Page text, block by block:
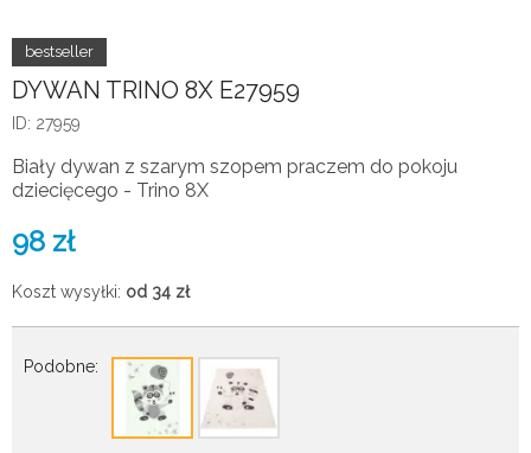
DYWAN TRINO 8X E27959
ID: 27959
Biały dywan z szarym szopem praczem do pokoju
dziecięcego - Trino 8X
98 zł
Koszt wysyłki: od 34 zł
Podobne: